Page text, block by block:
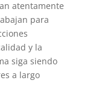
atentamente
para
y la
siga siendo
a largo